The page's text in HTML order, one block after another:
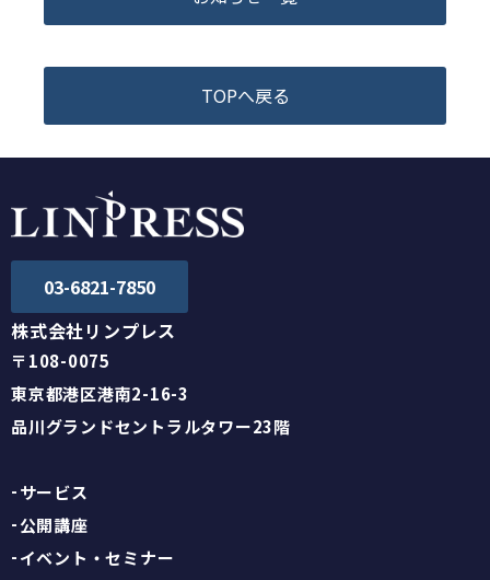
TOPへ戻る
03-6821-7850
株式会社リンプレス
〒108-0075
東京都港区港南2-16-3
品川グランドセントラルタワー23階
サービス
公開講座
イベント・セミナー